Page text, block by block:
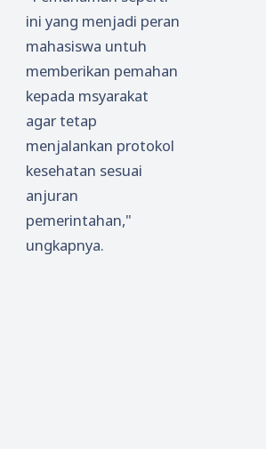
ini yang menjadi peran
mahasiswa untuh
memberikan pemahan
kepada msyarakat
agar tetap
menjalankan protokol
kesehatan sesuai
anjuran
pemerintahan,"
ungkapnya.